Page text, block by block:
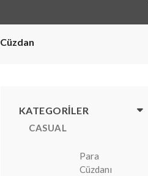
Cüzdan
KATEGORILER
CASUAL
Para
Cüzdanı